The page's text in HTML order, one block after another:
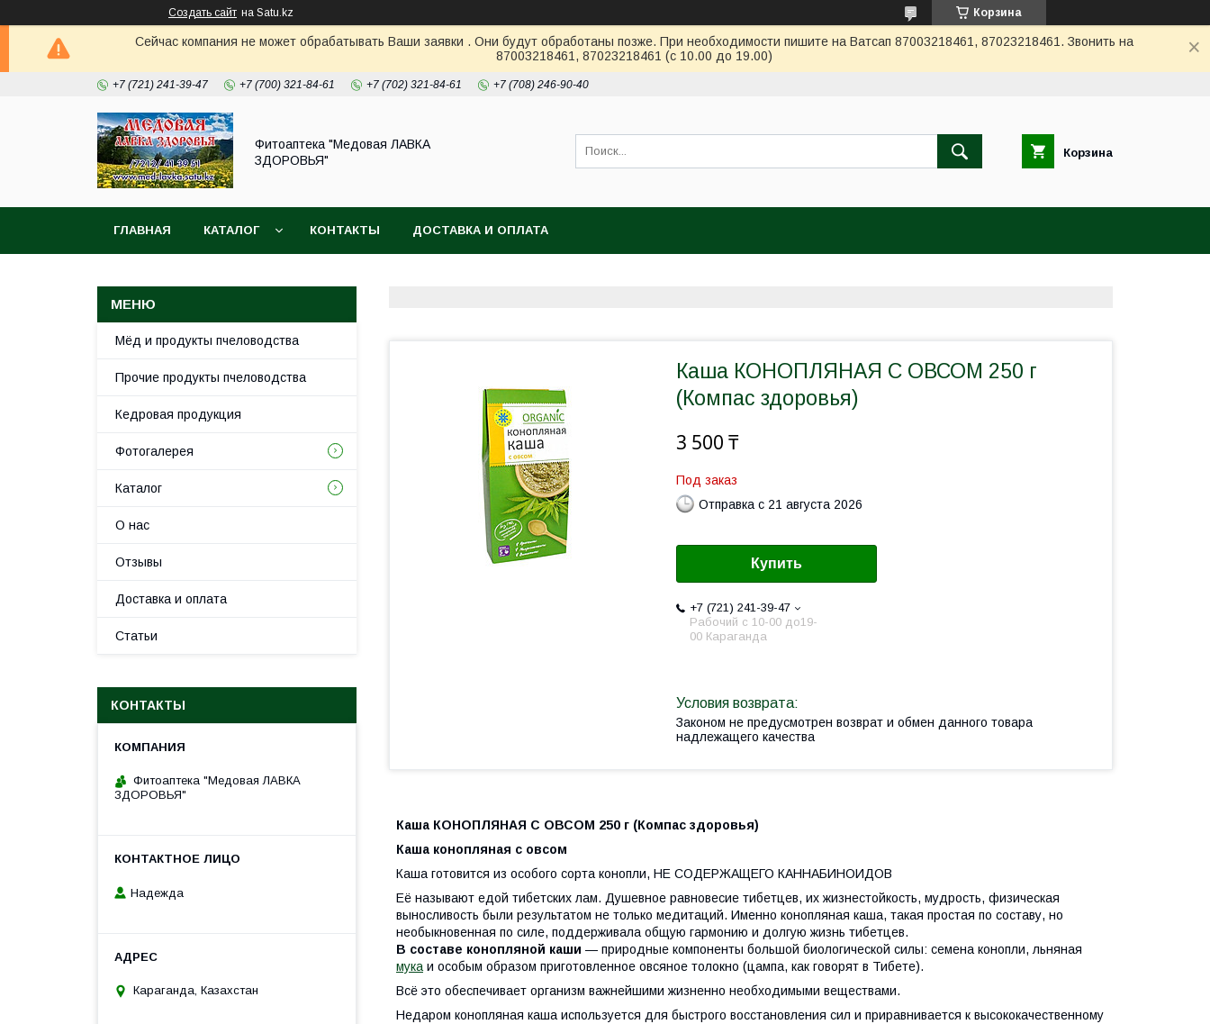
Создать сайт на Satu.kz Корзина
Сейчас компания не может обрабатывать Ваши заявки . Они будут обработаны позже. При необходимости пишите на Ватсап 87003218461, 87023218461. Звонить на
87003218461, 87023218461 (с 10.00 до 19.00)
+7 (721) 241-39-47 +7 (700) 321-84-61 +7 (702) 321-84-61 +7 (708) 246-90-40
Фитоаптека "Медовая ЛАВКА
ЗДОРОВЬЯ"
Корзина
ГЛАВНАЯ КАТАЛОГ КОНТАКТЫ ДОСТАВКА И ОПЛАТА
Каша КОНОПЛЯНАЯ С ОВСОМ 250 г
(Компас здоровья)
3 500 ₸
Под заказ
Отправка с 21 августа 2026
Купить
+7 (721) 241-39-47
Рабочий с 10-00 до19-
00 Караганда
Законом не предусмотрен возврат и обмен данного товара
надлежащего качества
Каша КОНОПЛЯНАЯ С ОВСОМ 250 г (Компас здоровья)
Каша конопляная с овсом
Каша готовится из особого сорта конопли, НЕ СОДЕРЖАЩЕГО КАННАБИНОИДОВ
Её называют едой тибетских лам. Душевное равновесие тибетцев, их жизнестойкость, мудрость, физическая
выносливость были результатом не только медитаций. Именно конопляная каша, такая простая по составу, но
необыкновенная по силе, поддерживала общую гармонию и долгую жизнь тибетцев.
В составе конопляной каши — природные компоненты большой биологической силы: семена конопли, льняная
мукаи особым образом приготовленное овсяное толокно (цампа, как говорят в Тибете).
Всё это обеспечивает организм важнейшими жизненно необходимыми веществами.
Недаром конопляная каша используется для быстрого восстановления сил и приравнивается к высококачественному
Мёд и продукты пчеловодства
Прочие продукты пчеловодства
Кедровая продукция
Фотогалерея
Каталог
О нас
Отзывы
Доставка и оплата
Статьи
КОНТАКТЫ
Фитоаптека "Медовая ЛАВКА
ЗДОРОВЬЯ"
Надежда
Караганда, Казахстан